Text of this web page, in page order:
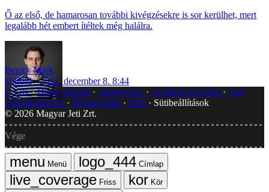
Ő az első, de hamarosan további kivégzésekre is sor kerülhet, mert
legalább hét embert ítéltek még halálra.
Benics Márk
külföld
2022. december 8. 8:44
GYIK Hibát jelentek Impresszum Javítások kezelése
Jogi
dokumentumok
Médiaajánlat RSS
Sütibeállítások
© 2026 Magyar Jeti Zrt.
Vége
Menü
Címlap
Friss
Kör